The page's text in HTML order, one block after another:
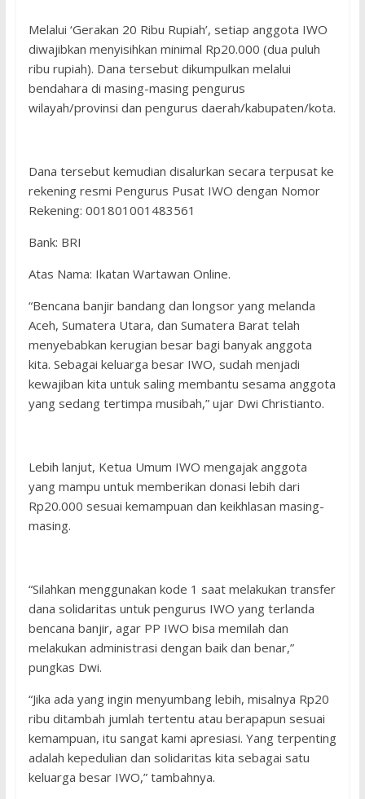
Melalui ‘Gerakan 20 Ribu Rupiah’, setiap anggota IWO
diwajibkan menyisihkan minimal Rp20.000 (dua puluh
ribu rupiah). Dana tersebut dikumpulkan melalui
bendahara di masing-masing pengurus
wilayah/provinsi dan pengurus daerah/kabupaten/kota.
Dana tersebut kemudian disalurkan secara terpusat ke
rekening resmi Pengurus Pusat IWO dengan Nomor
Rekening: 001801001483561
Bank: BRI
Atas Nama: Ikatan Wartawan Online.
“Bencana banjir bandang dan longsor yang melanda
Aceh, Sumatera Utara, dan Sumatera Barat telah
menyebabkan kerugian besar bagi banyak anggota
kita. Sebagai keluarga besar IWO, sudah menjadi
kewajiban kita untuk saling membantu sesama anggota
yang sedang tertimpa musibah,” ujar Dwi Christianto.
Lebih lanjut, Ketua Umum IWO mengajak anggota
yang mampu untuk memberikan donasi lebih dari
Rp20.000 sesuai kemampuan dan keikhlasan masing-
masing.
“Silahkan menggunakan kode 1 saat melakukan transfer
dana solidaritas untuk pengurus IWO yang terlanda
bencana banjir, agar PP IWO bisa memilah dan
melakukan administrasi dengan baik dan benar,”
pungkas Dwi.
“Jika ada yang ingin menyumbang lebih, misalnya Rp20
ribu ditambah jumlah tertentu atau berapapun sesuai
kemampuan, itu sangat kami apresiasi. Yang terpenting
adalah kepedulian dan solidaritas kita sebagai satu
keluarga besar IWO,” tambahnya.